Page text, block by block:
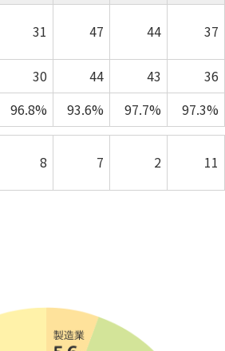
31 47 44 37
30 44 43
36
96.8% 93.6% 97.7% 97.3%
8 7 2 11